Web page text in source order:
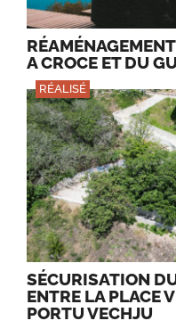
A CROCE ET DU
RÉALISÉ
SÉCURISATION
ENTRE LA PLACE
PORTU VECHJU